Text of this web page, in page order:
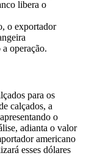
libera o
o exportador
operação.
para os
calçados, a
o
adianta o valor
americano
esses dólares